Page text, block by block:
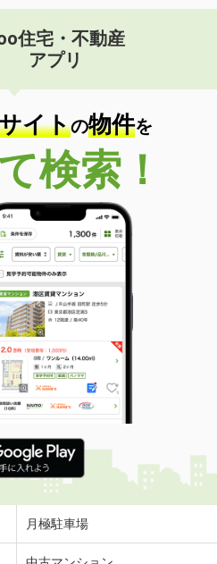
住宅・不動産
アプリ
イトの物件を
検索！
月極駐車場